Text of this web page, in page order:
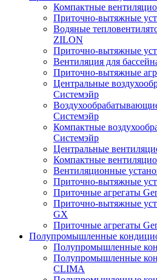
Компактные
Приточно-вытяжные
Водяные
ZILON
Приточно-вытяжные
Вентиляция для
Приточно-вытяжные
Центральные
Системэйр
Системэйр
Компактные
Системэйр
Центральные
Компактные
Вентиляционные
Приточно-вытяжные
Приточные агрегаты
Приточно-вытяжные
GX
Приточные агрегаты
Полупромышленные
Полупромышленные
Полупромышленные
CLIMA